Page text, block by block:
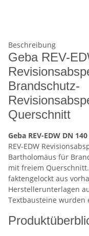
Beschreibung
Geba REV-
Brandschutz-
Querschnitt
Geba REV-EDW DN
REV-EDW
Bartholomäus für
mit freiem
faktengelockt aus
Herstellerunterlagen
Textbausteine wurden